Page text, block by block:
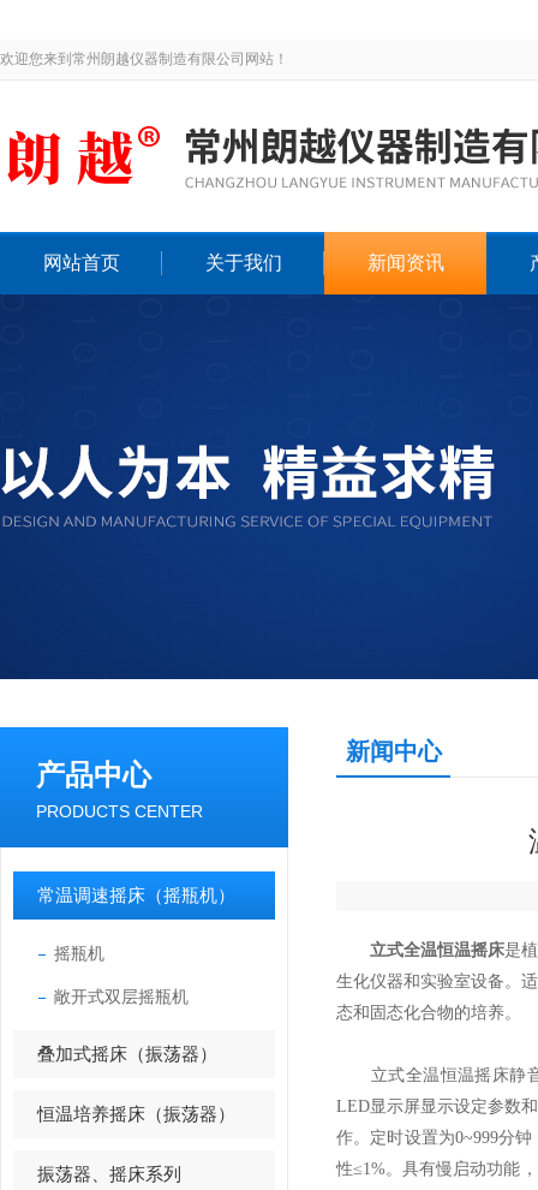
欢迎您来到常州朗越仪器制造有限公司网站！
网站首页 关于我们 新闻资讯
产品中心
PRODUCTS CENTER
常温调速摇床（摇瓶机）
摇瓶机
敞开式双层摇瓶机
叠加式摇床（振荡器）
恒温培养摇床（振荡器）
振荡器、摇床系列
新闻中心
立式全温恒温摇床是
生化仪器和实验室设备。
态和固态化合物的培养。
立式全温恒温摇床静音
LED显示屏显示设定参数
作。定时设置为0~999分
性≤1%。具有慢启动功能